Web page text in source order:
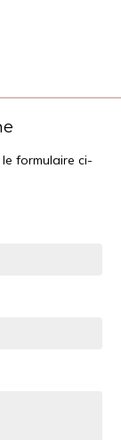
formulaire ci-